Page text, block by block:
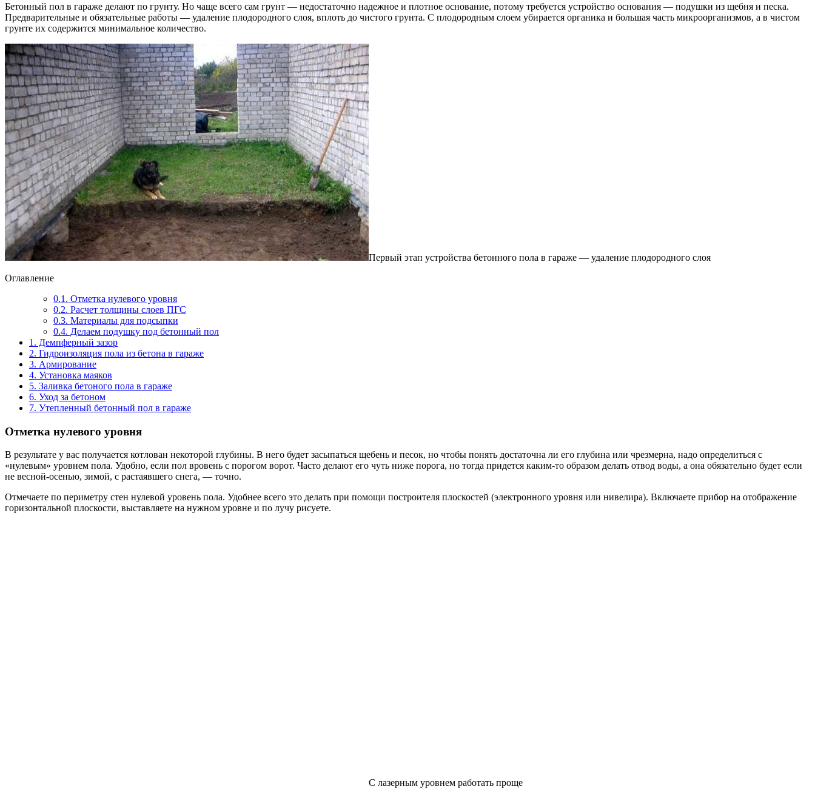
Бетонный пол в гараже делают по грунту. Но чаще всего сам грунт — недостаточно надежное и плотное основание, потому требуется устройство основания — подушки из щебня и песка.
Предварительные и обязательные работы — удаление плодородного слоя, вплоть до чистого грунта. С плодородным слоем убирается органика и большая часть микроорганизмов, а в чистом
грунте их содержится минимальное количество.
Первый этап устройства бетонного пола в гараже — удаление плодородного слоя
Оглавление
0.1. Отметка нулевого уровня
0.2. Расчет толщины слоев ПГС
0.3. Материалы для подсыпки
0.4. Делаем подушку под бетонный пол
1. Демпферный зазор
2. Гидроизоляция пола из бетона в гараже
3. Армирование
4. Установка маяков
5. Заливка бетоного пола в гараже
6. Уход за бетоном
7. Утепленный бетонный пол в гараже
Отметка нулевого уровня
В результате у вас получается котлован некоторой глубины. В него будет засыпаться щебень и песок, но чтобы понять достаточна ли его глубина или чрезмерна, надо определиться с
«нулевым» уровнем пола. Удобно, если пол вровень с порогом ворот. Часто делают его чуть ниже порога, но тогда придется каким-то образом делать отвод воды, а она обязательно будет если
не весной-осенью, зимой, с растаявшего снега, — точно.
Отмечаете по периметру стен нулевой уровень пола. Удобнее всего это делать при помощи построителя плоскостей (электронного уровня или нивелира). Включаете прибор на отображение
горизонтальной плоскости, выставляете на нужном уровне и по лучу рисуете.
С лазерным уровнем работать проще